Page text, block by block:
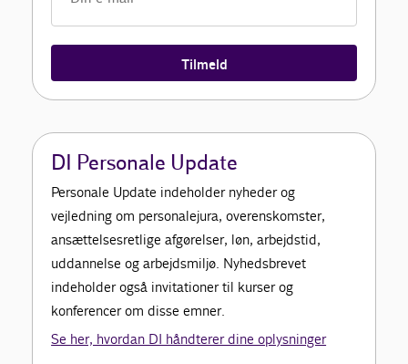
Tilmeld
DI Personale Update
Personale Update indeholder nyheder og
vejledning om personalejura, overenskomster,
ansættelsesretlige afgørelser, løn, arbejdstid,
uddannelse og arbejdsmiljø. Nyhedsbrevet
indeholder også invitationer til kurser og
konferencer om disse emner.
Se her, hvordan DI håndterer dine oplysninger